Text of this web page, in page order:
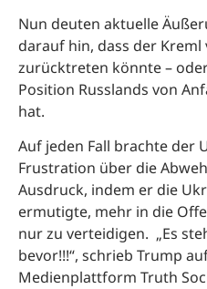
Nun deuten aktuelle
darauf hin, dass der
zurücktreten könnte –
Position Russlands von
hat.
Auf jeden Fall brachte der
Frustration über die
Ausdruck, indem er die
ermutigte, mehr in die
nur zu verteidigen. „Es
bevor!!!“, schrieb Trump
Medienplattform Truth